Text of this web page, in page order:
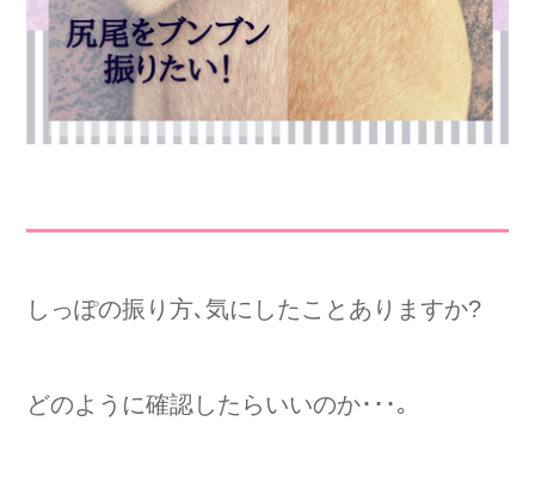
しっぽの振り方､気にしたことありますか?
どのように確認したらいいのか･･･｡